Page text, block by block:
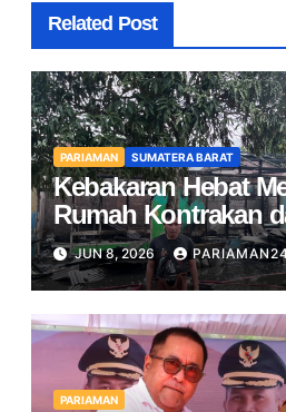
Related Post
PARIAMAN SUMATERA BARAT
Kebakaran Hebat
Rumah Kontrakan
Pariaman
JUN 8, 2026
PARIAMAN